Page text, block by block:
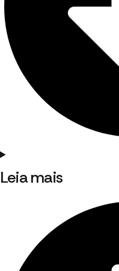
Leia mais